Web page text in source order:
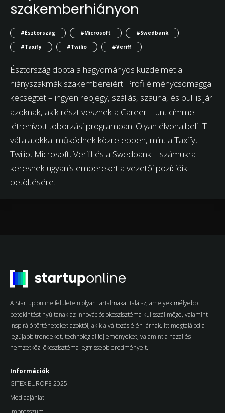
szakemberhiányon
#Észtország #Microsoft
#Swedbank
#Taxify
#Twilio #Veriff
Észtország dobta a hagyományos küzdelmet a
hiányszakmák szakembereiért. Profi élménycsomaggal
kecsegtet – ingyen repjegy, szállás, szauna, és buli is jár
azoknak, akik részt vesznek a Career Hunt címmel
létrehívott toborzási programban. Olyan élvonalbeli IT-
vállalatokkal működnek közre ebben, mint a Taxify,
Twilio, Microsoft, Veriff és a Swedbank – számukra
keresnek ugyanis embereket a vezetői pozícióik
betöltésére.
A Startup online felületein olyan tartalmakat találsz, amelyek mélyebb
betekintést nyújtanak az innovációs ökoszisztéma kulisszái mögé, valamint
inspiráló történeteket azoktól, akik a változás élén járnak. Itt megtalálod a
legújabb trendeket, technológiai fejleményeket, valamint a hazai és
nemzetközi ökoszisztéma legfrissebb eredményeit.
Információk
GITEX EUROPE 2025
Médiaajánlat